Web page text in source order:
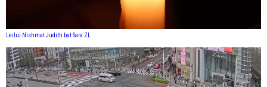
Leilui Nishmat Judith bat Sara ZL